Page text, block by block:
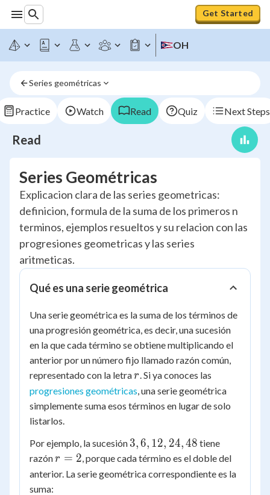
Get Started
OH
Series geométricas
Practice Watch Read Quiz Next Steps
Read
Series Geométricas
Explicacion clara de las series geometricas:
definicion, formula de la suma de los primeros n
terminos, ejemplos resueltos y su relacion con las
progresiones geometricas y las series
aritmeticas.
Qué es una serie geométrica
Una serie geométrica es la suma de los términos de
una progresión geométrica, es decir, una sucesión
en la que cada término se obtiene multiplicando el
anterior por un número fijo llamado razón común,
representado con la letrar
r. Si ya conoces las
progresiones geométricas, una serie geométrica
simplemente suma esos términos en lugar de solo
listarlos.
Por ejemplo, la sucesión 3,
6,
12,
3,6, 12, 24,48 tiene
razónr
=
r = 2, porque cada término es el doble del
anterior. La serie geométrica correspondiente es la
suma: